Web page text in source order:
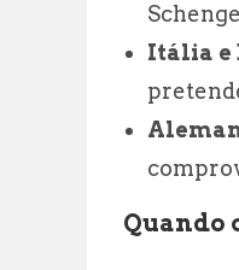
Itália e
Quando